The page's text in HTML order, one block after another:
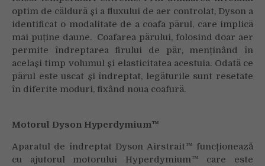
optim de căldură și a fluxului de aer controlat, Dyson a
identificat o modalitate de a coafa părul, care implică
mai puține daune. Coafarea părului, folosind doar aer
permite îndreptarea firului de păr, menținând în
același timp volumul și elasticitatea acestuia. Odată ce
părul este uscat și îndreptat, legăturile sunt resetate
în diferite moduri, fixând noua coafură.
Motorul Dyson Hyperdymium™
Aparatul de îndreptat Dyson Airstrait™ funcționează
cu ajutorul motorului Hyperdymium™ care este